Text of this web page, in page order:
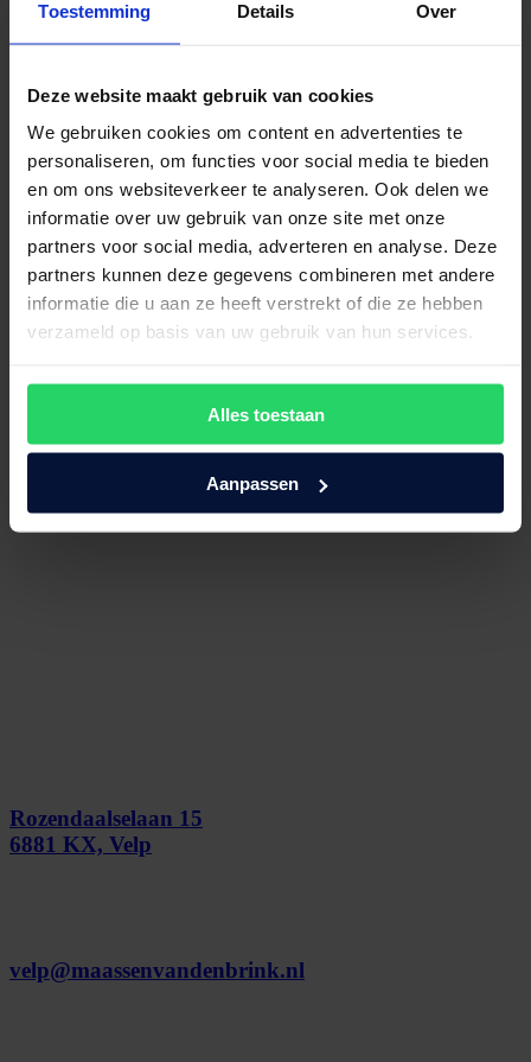
Toestemming Details Over
Deze website maakt gebruik van cookies
We gebruiken cookies om content en advertenties te
personaliseren, om functies voor social media te bieden
en om ons websiteverkeer te analyseren. Ook delen we
informatie over uw gebruik van onze site met onze
partners voor social media, adverteren en analyse. Deze
partners kunnen deze gegevens combineren met andere
informatie die u aan ze heeft verstrekt of die ze hebben
verzameld op basis van uw gebruik van hun services.
Alles toestaan
Aanpassen
bed of matras te kiezen? Maak dan eenvoudig een afspraak bij
persoonlijk te adviseren en te helpen bij het vinden van jouw ideale
direct contact met ons op om een afspraak in te plannen. We
Apeldoorn!
Maak een afspraak!
Bezoek onze showroom!
Rozendaalselaan 15
6881 KX, Velp
velp@maassenvandenbrink.nl